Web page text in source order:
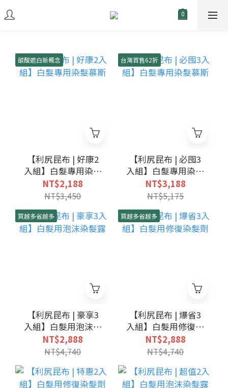
碳酸遮白新概念
【利尻昆布 | 好康2
入組】白髮專用染髮
慕斯
NT$2,188
NT$3,450
台灣首售62折
【利尻昆布 | 必囤3
入組】白髮專用染髮
慕斯
NT$3,188
NT$5,175
買越多省越多
【利尻昆布 | 豪享3
入組】白髮用泡沫染
髮露
NT$2,888
NT$4,740
買越多省越多
【利尻昆布 | 爆省3
入組】白髮用修復染
髮劑
NT$2,888
NT$4,740